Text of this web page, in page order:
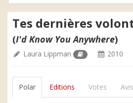
Tes dernières
(I'd Know You Anywhere)
Laura Lippman 2010
Polar Editions Votes Avis